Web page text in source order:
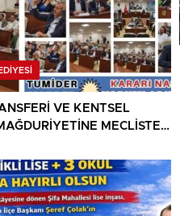
VE KENTSEL
MECLİSTEN